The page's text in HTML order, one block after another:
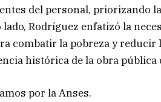
del personal, priorizando
lado, Rodríguez enfatizó la
combatir la pobreza y
histórica de la obra
por la Anses.